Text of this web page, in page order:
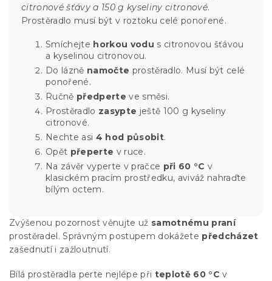
citronové šťávy a 150 g kyseliny citronové.
Prostěradlo musí být v roztoku celé ponořené.
Smíchejte horkou vodu s citronovou šťávou
a kyselinou citronovou.
Do lázně namočte prostěradlo. Musí být celé
ponořené.
Ručně předperte ve směsi.
Prostěradlo zasypte ještě 100 g kyseliny
citronové.
Nechte asi 4 hod působit.
Opět přeperte v ruce.
Na závěr vyperte v pračce při 60 °C v
klasickém pracím prostředku, aviváž nahraďte
bílým octem.
Zvýšenou pozornost věnujte už samotnému praní
prostěradel. Správným postupem dokážete předcházet
zašednutí i zažloutnutí.
Bílá prostěradla perte nejlépe při teplotě 60 °C v